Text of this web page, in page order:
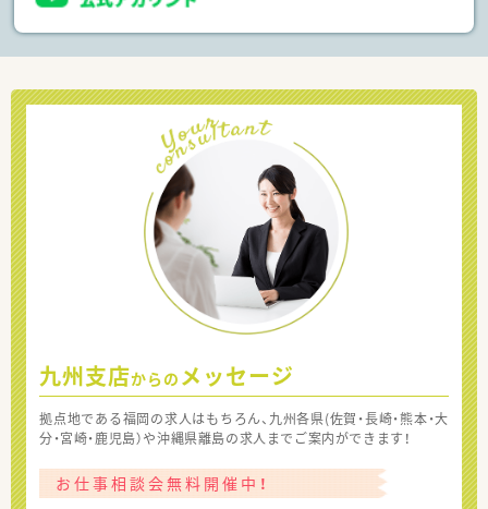
九州支店からの メッセージ
拠点地である福岡の求人はもちろん、九州各県(佐賀・長崎・熊本・大
分・宮崎・鹿児島）や沖縄県離島の求人までご案内ができます！
お仕事相談会無料開催中！